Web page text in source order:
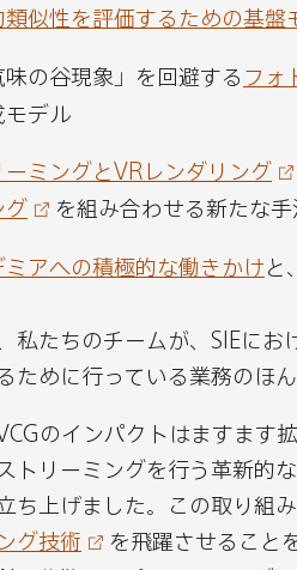
た
チ
ャ
プ
タ
を
l
u
e
y
で
た
チ
プ
タ
を
i
n
e
d
た
チ
プ
タ
を
で
シ
ェ
ア
す
る
た
チ
プ
タ
を
e
d
d
i
で
た
チ
プ
タ
を
ー
ル
で
シ
ェ
ア
プ
の
R
L
を
類似性を評価するための基盤
味の谷現象」を回避する フォ
モデル
ーミングとVRレンダリング
グ
を組み合わせる新たな手
ミアへの積極的な働きかけと
私たちのチームが、SIEに
ために行っている業務のほ
のインパクトはますます
トリーミングを行う革新的
ち上げました。この取り組み
グ技術
を飛躍させること